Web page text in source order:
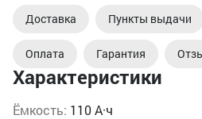
Характеристики
Ёмкость: 110 А·ч
Доставка Пункты выдачи
Оплата Гарантия